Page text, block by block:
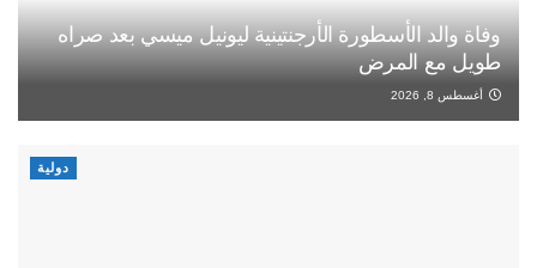
وفاة والد الأسطورة الأرجنتينية ليونيل ميسي بعد صراه
طويل مع المرض
أغسطس 8, 2026
دولية